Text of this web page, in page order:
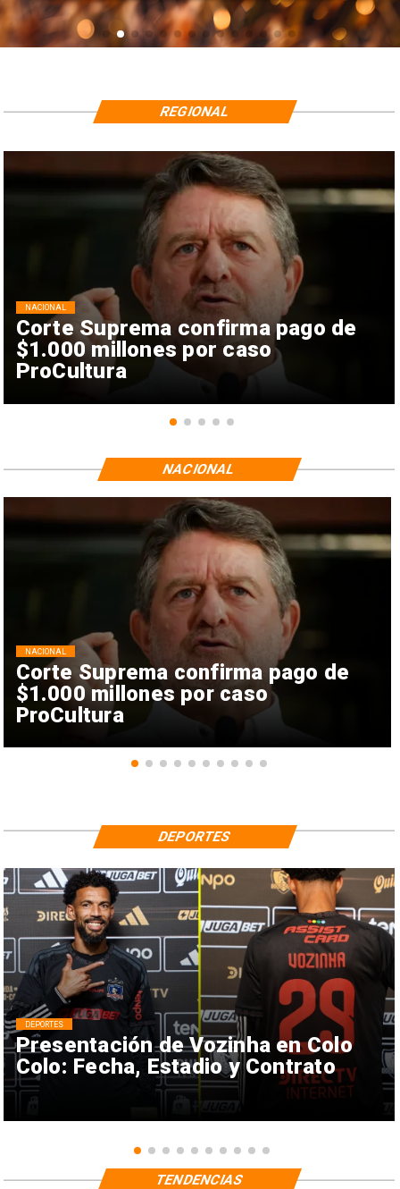
Corte Suprema confirma pago de
$1.000 millones por caso
ProCultura
NACIONAL
REGIONAL
Corte Suprema confirma pago de
$1.000 millones por caso
ProCultura
NACIONAL
NACIONAL
Presentación de Vozinha en Colo
Colo: Fecha, Estadio y Contrato
DEPORTES
DEPORTES
TENDENCIAS